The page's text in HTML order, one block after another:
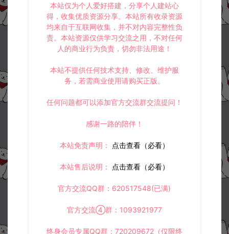
本站仅为个人爱好搭建，分享个人建站心
得，收集优质资源分享。本站所有收录资源
均来自于互联网收集，并不对内容完整性负
责。本站资源仅供学习交流之用，不对任何
人的商业行为负责，切勿非法用途！
本站不提供任何技术支持、修改、维护服
务，若需商业使用请购买正版。
任何问题都可以添加官方交流群交流提问！
感谢一路的陪伴！
本站免责声明： 点击查看（必看）
本站售后说明： 点击查看（必看）
官方交流QQ群：620517548(已满)
官方交流④群：1093921977
终身会员专属QQ群：720209672（仅限终